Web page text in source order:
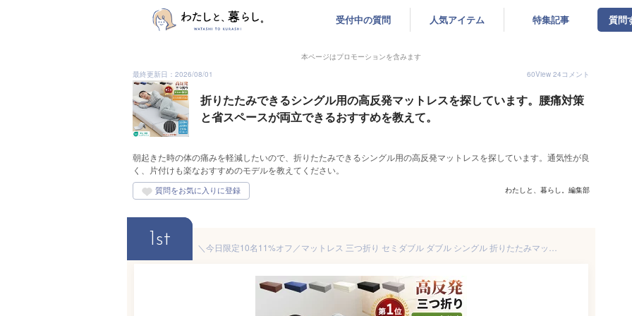
受付中の質問 人気アイテム 特集記事 質問
本ページはプロモーションを含みます
最終更新日：2026/08/01
60View 24コメント
折りたたみできるシングル用の高反発マットレスを探しています。腰痛対策
と省スペースが両立できるおすすめを教えて。
朝起きた時の体の痛みを軽減したいので、折りたたみできるシングル用の高反発マットレスを探しています。通気性が良
く、片付けも楽なおすすめのモデルを教えてください。
わたしと、暮らし。編集部
1st